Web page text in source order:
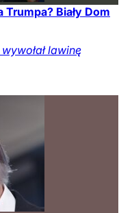
Trumpa? Biały Dom
lawinę